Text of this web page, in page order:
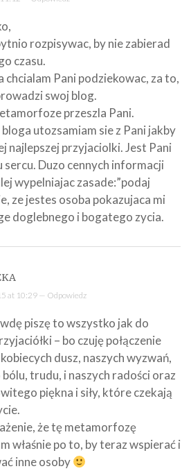
rozpisywac, by nie zabierad
czasu.
chcialam Pani podziekowac, za to,
swoj blog.
przeszla Pani.
utozsamiam sie z Pani jakby
najlepszej przyjaciolki. Jest Pani
sercu. Duzo cennych informacji
wypelniajac zasade:”podaj
ze jestes osoba pokazujaca mi
doglebnego i bogatego zycia.
at 10:29 — Odpowiedz
piszę to wszystko jak do
– bo czuję połączenie
dusz, naszych wyzwań,
bólu, trudu, i naszych radości oraz
piękna i siły, które czekają
że tę metamorfozę
właśnie po to, by teraz wspierać i
inne osoby